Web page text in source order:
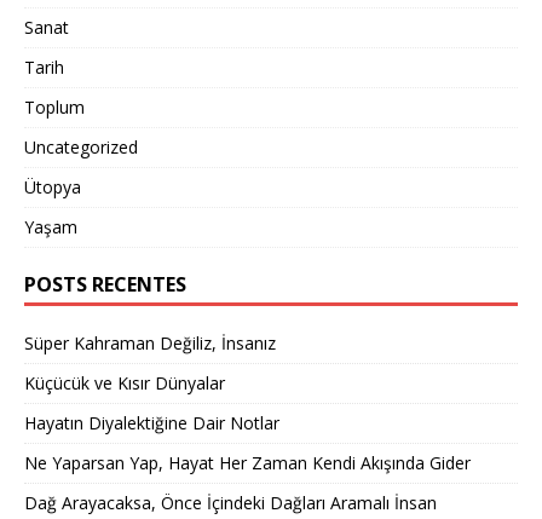
Sanat
Tarih
Toplum
Uncategorized
Ütopya
Yaşam
POSTS RECENTES
Süper Kahraman Değiliz, İnsanız
Küçücük ve Kısır Dünyalar
Hayatın Diyalektiğine Dair Notlar
Ne Yaparsan Yap, Hayat Her Zaman Kendi Akışında Gider
Dağ Arayacaksa, Önce İçindeki Dağları Aramalı İnsan